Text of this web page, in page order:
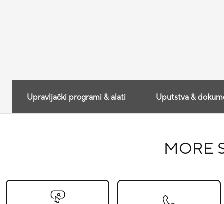
Upravljački programi & alati Uputstva &
MORE